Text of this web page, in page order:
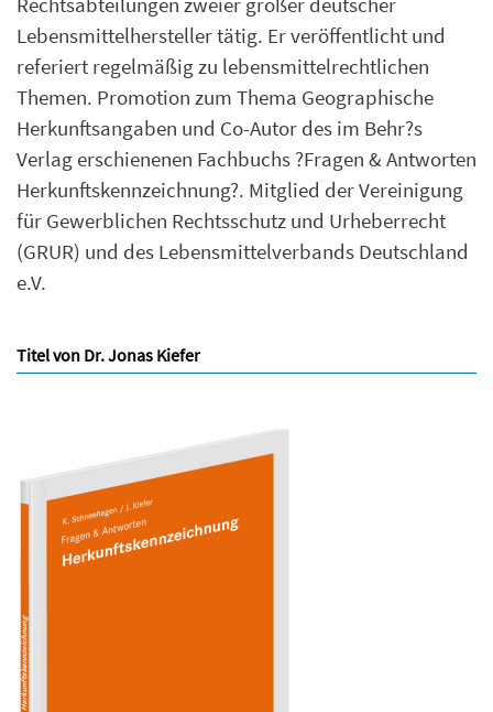
Lebensmittelhersteller tätig. Er veröffentlicht und
referiert regelmäßig zu lebensmittelrechtlichen
Themen. Promotion zum Thema Geographische
Herkunftsangaben und Co-Autor des im Behr?s
Verlag erschienenen Fachbuchs ?Fragen & Antworten
Herkunftskennzeichnung?. Mitglied der Vereinigung
für Gewerblichen Rechtsschutz und Urheberrecht
(GRUR) und des Lebensmittelverbands Deutschland
e.V.
Titel von Dr. Jonas Kiefer